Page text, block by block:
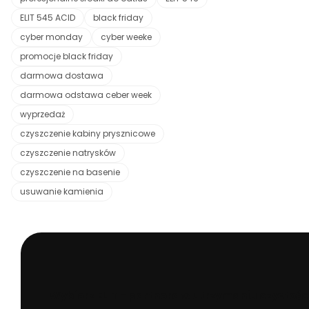
ELIT 545 ACID
black friday
cyber monday
cyber weeke
promocje black friday
darmowa dostawa
darmowa odstawa ceber week
wyprzedaż
czyszczenie kabiny prysznicowe
czyszczenie natrysków
czyszczenie na basenie
usuwanie kamienia